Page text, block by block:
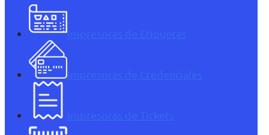
Impresoras de Etiquetas
Impresoras de Credenciales
Impresoras de Tickets